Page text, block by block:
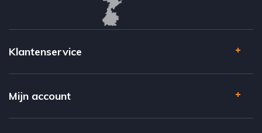
Klantenservice
Mijn account